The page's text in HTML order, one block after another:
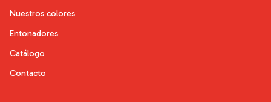
Nuestros colores
Entonadores
Catálogo
Contacto